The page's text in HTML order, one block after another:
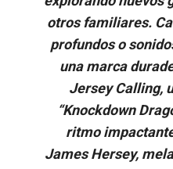
otros familiares.
profundos o
una marca
Jersey Calling,
“Knockdown
ritmo
James Hersey,